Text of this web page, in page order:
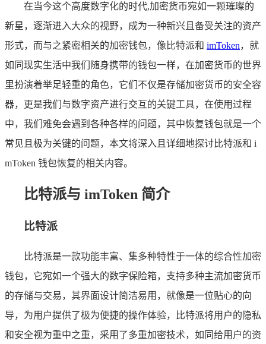
在当今这个高度数字化的时代,加密货币宛如一颗璀璨的
新星，逐渐进入大众的视野，成为一种新兴且备受关注的资产
形式，而与之紧密相关的加密钱包，像比特派和 imToken，就
如同现实生活中我们随身携带的钱包一样，在加密货币的世界
里扮演着举足轻重的角色，它们不仅是存储加密货币的安全容
器，更是我们与数字资产进行交互的关键工具，在使用过程
中，我们难免会遇到各种各样的问题，其中恢复钱包就是一个
常见且极为关键的问题，本文将深入且详细地探讨比特派和 i
mToken 钱包恢复的相关内容。
比特派与 imToken 简介
比特派
比特派是一款功能丰富、集多种特性于一体的综合性加密
钱包，它宛如一个强大的数字保险箱，支持多种主流加密货币
的存储与交易，其界面设计简洁易用，就像是一位贴心的向
导，为用户提供了极为便捷的操作体验，比特派将用户的隐私
和安全视为重中之重，采用了多重加密技术，如同给用户的资